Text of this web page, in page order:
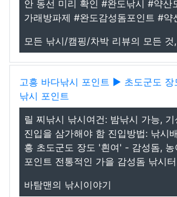
안 동선 미리 확인 #완도낚시 #약산
가래방파제 #완도감성돔포인트 #약
모든 낚시/캠핑/차박 리뷰의 모든 것
고흥 바다낚시 포인트 ▶ 초도군도 장
낚시 포인트
릴 찌낚시 낚시여건: 밤낚시 가능,
진입을 삼가해야 함 진입방법: 낚시
흥 초도군도 장도 '흰여' - 감성돔, 농
포인트 전통적인 가을 감성돔 낚시
바탐맨의 낚시이야기